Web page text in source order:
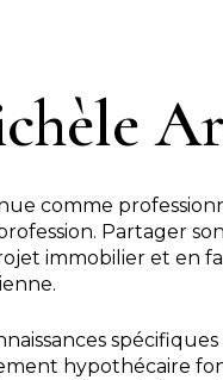
comme
Partager
immobilier et en
hypothécaire